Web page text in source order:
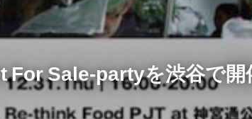
Sale-partyを渋谷で開